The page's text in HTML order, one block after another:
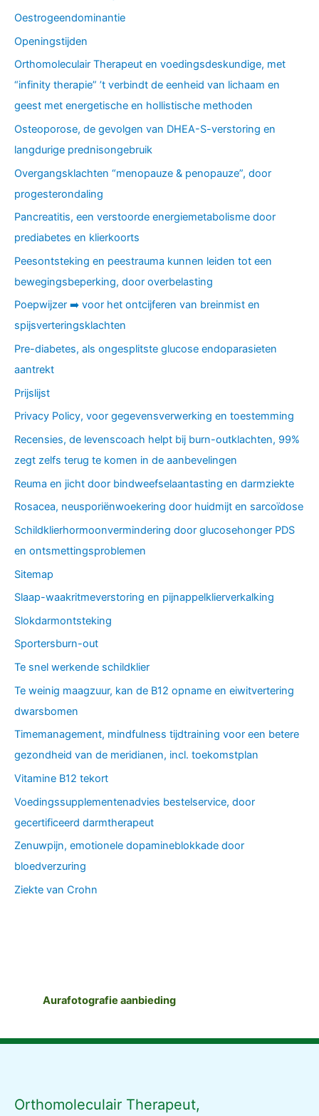
Oestrogeendominantie
Openingstijden
Orthomoleculair Therapeut en voedingsdeskundige, met
“infinity therapie” ’t verbindt de eenheid van lichaam en
geest met energetische en hollistische methoden
Osteoporose, de gevolgen van DHEA-S-verstoring en
langdurige prednisongebruik
Overgangsklachten “menopauze & penopauze”, door
progesterondaling
Pancreatitis, een verstoorde energiemetabolisme door
prediabetes en klierkoorts
Peesontsteking en peestrauma kunnen leiden tot een
bewegingsbeperking, door overbelasting
Poepwijzer ➡️ voor het ontcijferen van breinmist en
spijsverteringsklachten
Pre-diabetes, als ongesplitste glucose endoparasieten
aantrekt
Prijslijst
Privacy Policy, voor gegevensverwerking en toestemming
Recensies, de levenscoach helpt bij burn-outklachten, 99%
zegt zelfs terug te komen in de aanbevelingen
Reuma en jicht door bindweefselaantasting en darmziekte
Rosacea, neusporiënwoekering door huidmijt en sarcoïdose
Schildklierhormoonvermindering door glucosehonger PDS
en ontsmettingsproblemen
Sitemap
Slaap-waakritmeverstoring en pijnappelklierverkalking
Slokdarmontsteking
Sportersburn-out
Te snel werkende schildklier
Te weinig maagzuur, kan de B12 opname en eiwitvertering
dwarsbomen
Timemanagement, mindfulness tijdtraining voor een betere
gezondheid van de meridianen, incl. toekomstplan
Vitamine B12 tekort
Voedingssupplementenadvies bestelservice, door
gecertificeerd darmtherapeut
Zenuwpijn, emotionele dopamineblokkade door
bloedverzuring
Ziekte van Crohn
Aurafotografie aanbieding
Orthomoleculair Therapeut,